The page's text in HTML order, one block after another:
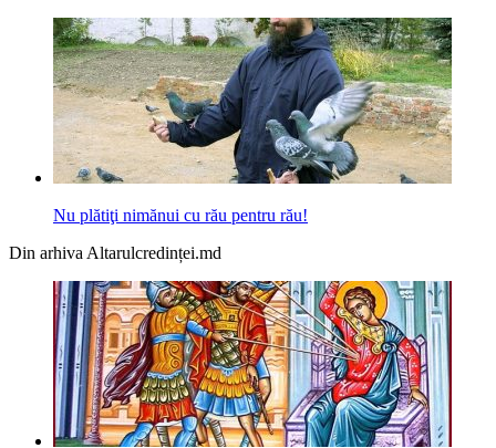
Nu plătiţi nimănui cu rău pentru rău!
Din arhiva Altarulcredinței.md